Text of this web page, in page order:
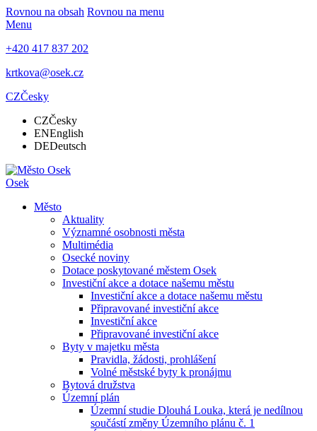
Rovnou na obsah Rovnou na menu
Menu
+420 417 837 202
krtkova@osek.cz
CZČesky
CZČesky
ENEnglish
DEDeutsch
Osek
Město
Aktuality
Významné osobnosti města
Multimédia
Osecké noviny
Dotace poskytované městem Osek
Investiční akce a dotace našemu městu
Investiční akce a dotace našemu městu
Připravované investiční akce
Investiční akce
Připravované investiční akce
Byty v majetku města
Pravidla, žádosti, prohlášení
Volné městské byty k pronájmu
Bytová družstva
Územní plán
Územní studie Dlouhá Louka, která je nedílnou
součástí změny Územního plánu č. 1